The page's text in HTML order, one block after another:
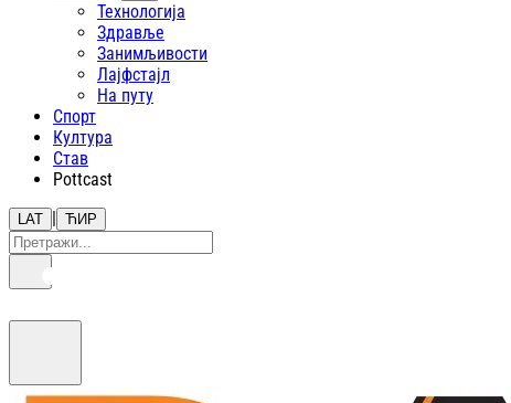
Технологија
Здравље
Занимљивости
Лајфстajл
На путу
Спорт
Култура
Став
Pottcast
LAT | ЋИР